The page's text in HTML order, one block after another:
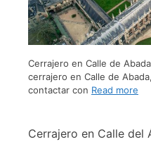
Cerrajero en Calle de
cerrajero en Calle de
contactar con Read more
Cerrajero en Calle del